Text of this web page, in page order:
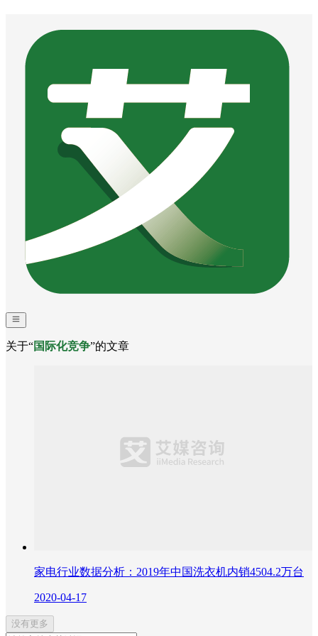
关于“国际化竞争”的文章
家电行业数据分析：2019年中国洗衣机内销4504.2万台
2020-04-17
没有更多